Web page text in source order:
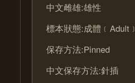
中文雌雄:雄性
標本狀態:成體﹝Adult﹞
保存方法:Pinned
中文保存方法:針插